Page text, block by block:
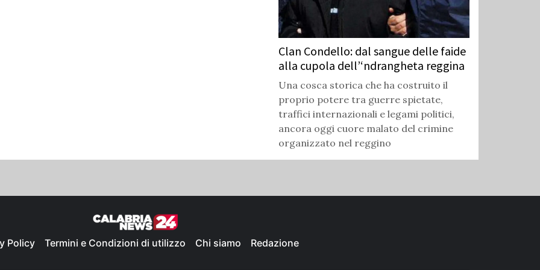
Clan Condello: dal sangue delle faide
alla cupola dell’‘ndrangheta reggina
Una cosca storica che ha costruito il
proprio potere tra guerre spietate,
traffici internazionali e legami politici,
ancora oggi cuore malato del crimine
organizzato nel reggino
Policy Termini e Condizioni di utilizzo Chi siamo Redazione